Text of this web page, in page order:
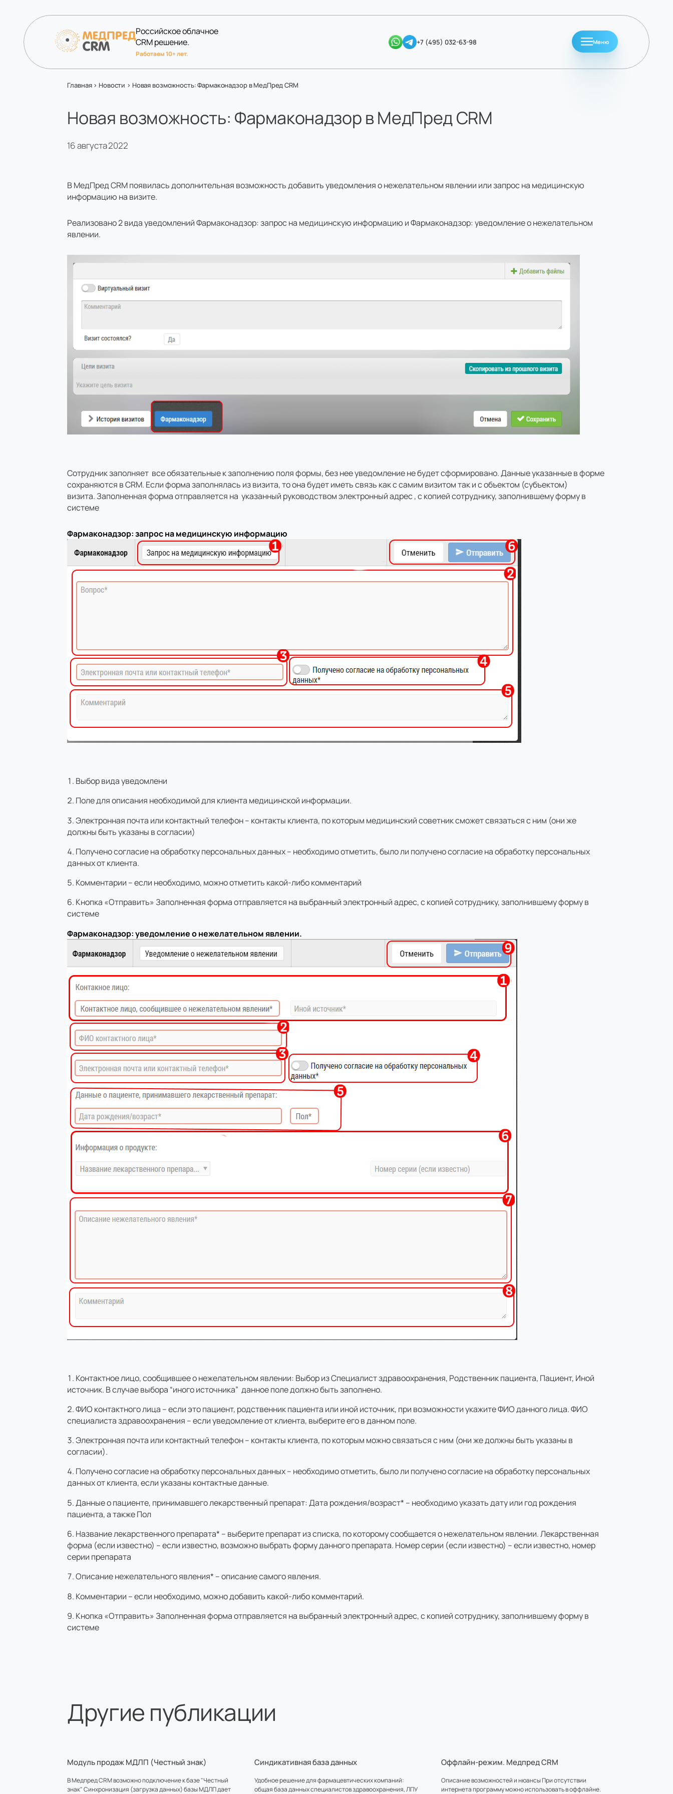
Российское облачное
CRM решение.
Работаем 10+ лет.
+7 (495) 032-63-98 Меню
Главная > Новости > Новая возможность: Фармаконадзор в МедПред CRM
Новая возможность: Фармаконадзор в МедПред CRM
16 августа 2022
В МедПред CRM появилась дополнительная возможность добавить уведомления о нежелательном явлении или запрос на медицинскую
информацию на визите.
Реализовано 2 вида уведомлений Фармаконадзор: запрос на медицинскую информацию и Фармаконадзор: уведомление о нежелательном
явлении.
Сотрудник заполняет все обязательные к заполнению поля формы, без нее уведомление не будет сформировано. Данные указанные в форме
сохраняются в CRM. Если форма заполнялась из визита, то она будет иметь связь как с самим визитом так и с объектом (субъектом)
визита. Заполненная форма отправляется на указанный руководством электронный адрес , с копией сотруднику, заполнившему форму в
системе
Фармаконадзор: запрос на медицинскую информацию
Выбор вида уведомлени
Поле для описания необходимой для клиента медицинской информации.
Электронная почта или контактный телефон – контакты клиента, по которым медицинский советник сможет связаться с ним (они же
должны быть указаны в согласии)
Получено согласие на обработку персональных данных – необходимо отметить, было ли получено согласие на обработку персональных
данных от клиента.
Комментарии – если необходимо, можно отметить какой-либо комментарий
Кнопка «Отправить» Заполненная форма отправляется на выбранный электронный адрес, с копией сотруднику, заполнившему форму в
системе
Фармаконадзор: уведомление о нежелательном явлении.
Контактное лицо, сообщившее о нежелательном явлении: Выбор из Специалист здравоохранения, Родственник пациента, Пациент, Иной
источник. В случае выбора “иного источника” данное поле должно быть заполнено.
ФИО контактного лица – если это пациент, родственник пациента или иной источник, при возможности укажите ФИО данного лица. ФИО
специалиста здравоохранения – если уведомление от клиента, выберите его в данном поле.
Электронная почта или контактный телефон – контакты клиента, по которым можно связаться с ним (они же должны быть указаны в
согласии).
Получено согласие на обработку персональных данных – необходимо отметить, было ли получено согласие на обработку персональных
данных от клиента, если указаны контактные данные.
Данные о пациенте, принимавшего лекарственный препарат: Дата рождения/возраст* – необходимо указать дату или год рождения
пациента, а также Пол
Название лекарственного препарата* – выберите препарат из списка, по которому сообщается о нежелательном явлении. Лекарственная
форма (если известно) – если известно, возможно выбрать форму данного препарата. Номер серии (если известно) – если известно, номер
серии препарата
Описание нежелательного явления* – описание самого явления.
Комментарии – если необходимо, можно добавить какой-либо комментарий.
Кнопка «Отправить» Заполненная форма отправляется на выбранный электронный адрес, с копией сотруднику, заполнившему форму в
системе
Другие публикации
Модуль продаж МДЛП (Честный знак)
В Медпред CRM возможно подключение к базе "Честный
знак" Синхронизация (загрузка данных) базы МДЛП дает
Синдикативная база данных
Удобное решение для фармацевтических компаний:
общая база данных специалистов здравоохранения, ЛПУ
Оффлайн-режим. Медпред CRM
Описание возможностей и нюансы При отсутствии
интернета программу можно использовать в оффлайне.